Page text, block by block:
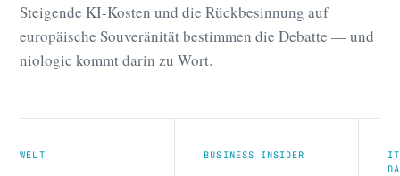
Steigende KI-Kosten und die Rückbesinnung auf
europäische Souveränität bestimmen die Debatte — und
niologic kommt darin zu Wort.
WELT BUSINESS INSIDER